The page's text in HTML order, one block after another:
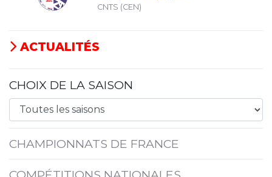
CNTS (CEN)
ACTUALITÉS
CHOIX DE LA SAISON
CHAMPIONNATS DE FRANCE